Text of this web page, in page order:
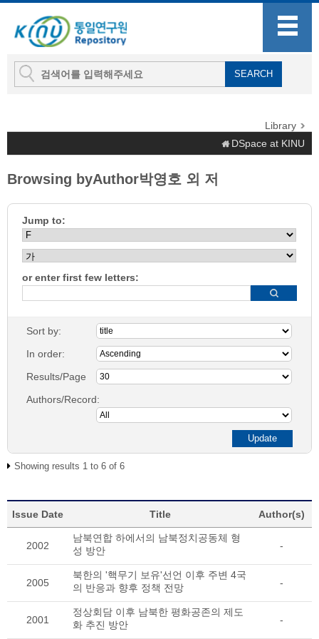
Library
DSpace at KINU
Browsing byAuthor박영호 외 저
Jump to:
or enter first few letters:
Sort by:
In order:
Results/Page
Authors/Record:
Showing results 1 to 6 of 6
Issue Date Title Author(s)
2002
남북연합 하에서의 남북정치공동체 형
성 방안
-
2005
북한의 '핵무기 보유'선언 이후 주변 4국
의 반응과 향후 정책 전망
-
2001
정상회담 이후 남북한 평화공존의 제도
화 추진 방안
-